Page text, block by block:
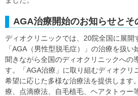
AGA治療開始のお知らせとそ
ディオクリニックでは、20院全国に展開
「AGA（男性型脱毛症）」の治療を扱
聞きながら全国のディオクリニックへの
す。「AGA治療」に取り組むディオクリ
希望に応じた多様な治療法を提供します
療、点滴療法、自毛植毛、ヘアタトゥー